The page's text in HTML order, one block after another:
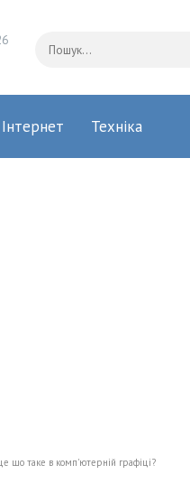
Інтернет Техніка
що таке в комп'ютерній графіці?